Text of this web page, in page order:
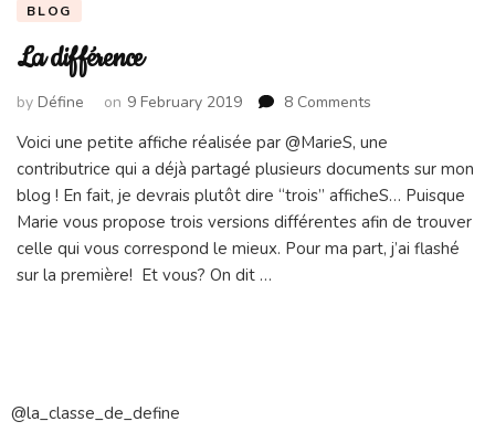
BLOG
La différence
by Défine on 9 February 2019 8 Comments
différence
Voici une petite affiche réalisée par @MarieS, une
contributrice qui a déjà partagé plusieurs documents sur mon
blog ! En fait, je devrais plutôt dire “trois” afficheS… Puisque
Marie vous propose trois versions différentes afin de trouver
celle qui vous correspond le mieux. Pour ma part, j’ai flashé
sur la première! Et vous? On dit …
@la_classe_de_define